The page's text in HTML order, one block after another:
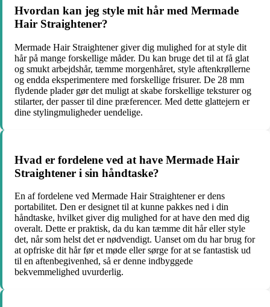
Hvordan kan jeg style mit hår med Mermade
Hair Straightener?
Mermade Hair Straightener giver dig mulighed for at style dit
hår på mange forskellige måder. Du kan bruge det til at få glat
og smukt arbejdshår, tæmme morgenhåret, style aftenkrøllerne
og endda eksperimentere med forskellige frisurer. De 28 mm
flydende plader gør det muligt at skabe forskellige teksturer og
stilarter, der passer til dine præferencer. Med dette glattejern er
dine stylingmuligheder uendelige.
Hvad er fordelene ved at have Mermade Hair
Straightener i sin håndtaske?
En af fordelene ved Mermade Hair Straightener er dens
portabilitet. Den er designet til at kunne pakkes ned i din
håndtaske, hvilket giver dig mulighed for at have den med dig
overalt. Dette er praktisk, da du kan tæmme dit hår eller style
det, når som helst det er nødvendigt. Uanset om du har brug for
at opfriske dit hår før et møde eller sørge for at se fantastisk ud
til en aftenbegivenhed, så er denne indbyggede
bekvemmelighed uvurderlig.